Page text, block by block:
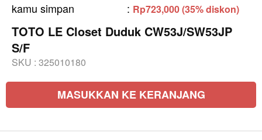
kamu simpan : Rp723,000 (35% diskon)
TOTO LE Closet Duduk CW53J/SW53JP
S/F
SKU : 325010180
MASUKKAN KE KERANJANG